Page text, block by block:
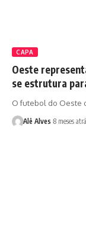
CAPA
Oeste
se estrutura
O futebol do Oeste
Alê Alves 8 meses